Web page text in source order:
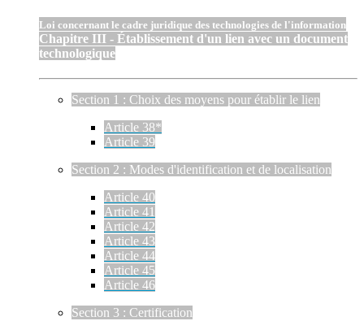
Loi concernant le cadre juridique des technologies de l'information
Chapitre III - Établissement d'un lien avec un document
technologique
Section 1 : Choix des moyens pour établir le lien
Article 38*
Article 39
Section 2 : Modes d'identification et de localisation
Article 40
Article 41
Article 42
Article 43
Article 44
Article 45
Article 46
Section 3 : Certification